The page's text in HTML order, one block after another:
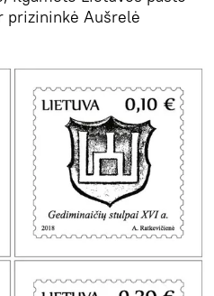
prizininkė Aušrelė